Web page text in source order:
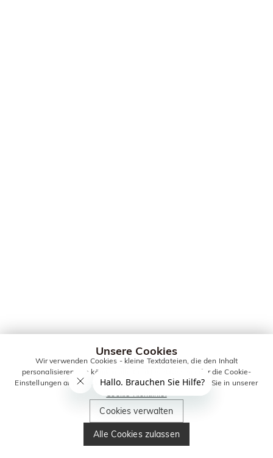
Unsere Cookies
Wir verwenden Cookies - kleine Textdateien, die den Inhalt
personalisieren. Sie können alle Cookies zulassen oder die Cookie-
Einstellungen anpassen. Weitere Informationen erhalten Sie in unserer
Cookie-Richtlinie.
Cookies verwalten
Alle Cookies zulassen